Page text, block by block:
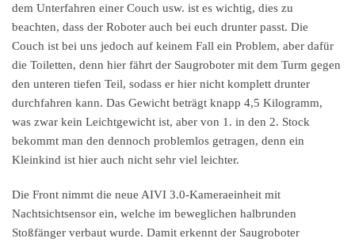
dem Unterfahren einer Couch usw. ist es wichtig, dies zu
beachten, dass der Roboter auch bei euch drunter passt. Die
Couch ist bei uns jedoch auf keinem Fall ein Problem, aber dafür
die Toiletten, denn hier fährt der Saugroboter mit dem Turm gegen
den unteren tiefen Teil, sodass er hier nicht komplett drunter
durchfahren kann. Das Gewicht beträgt knapp 4,5 Kilogramm,
was zwar kein Leichtgewicht ist, aber von 1. in den 2. Stock
bekommt man den dennoch problemlos getragen, denn ein
Kleinkind ist hier auch nicht sehr viel leichter.
Die Front nimmt die neue AIVI 3.0-Kameraeinheit mit
Nachtsichtsensor ein, welche im beweglichen halbrunden
Stoßfänger verbaut wurde. Damit erkennt der Saugroboter